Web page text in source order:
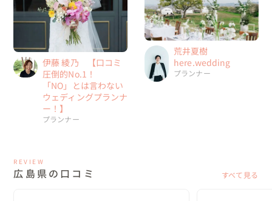
伊藤 綾乃 【口コミ
圧倒的No.1！
「NO」とは言わない
ウェディングプランナ
ー！】
プランナー
荒井夏樹
here.wedding
プランナー
REVIEW
広島県の口コミ すべて見る